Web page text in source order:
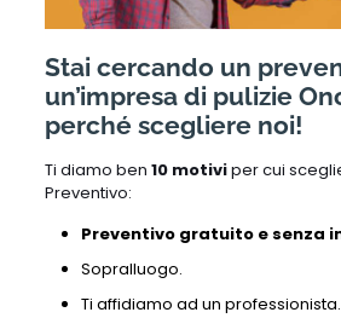
Stai cercando un
un’impresa di pulizie
perché scegliere noi!
Ti diamo ben 10 motiviper cui
Preventivo:
Preventivo gratuito e senza
Sopralluogo.
Ti affidiamo ad un professionista.